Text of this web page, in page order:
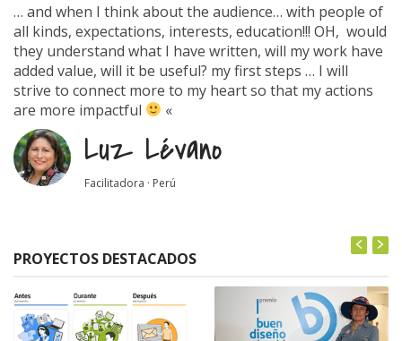
… and when I think about the audience… with people of
all kinds, expectations, interests, education!!! OH, would
they understand what I have written, will my work have
added value, will it be useful? my first steps … I will
strive to connect more to my heart so that my actions
are more impactful
«
Luz Lévano
Facilitadora · Perú
PROYECTOS DESTACADOS